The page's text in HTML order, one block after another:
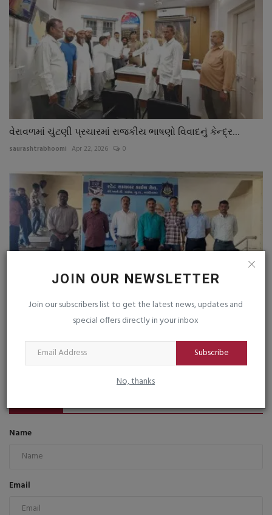
JOIN OUR NEWSLETTER
Join our subscribers list to get the latest news, updates and
special offers directly in your inbox
Subscribe
No, thanks
વેરાવળમાં ચુંટણી પ્રચારમાં રાજકીય ભાષણો વિવાદનું કેન્દ્ર...
saurashtrabhoomi Apr 22, 2026 0
સાયબર...
saurashtrabhoomi Feb 25, 2026 0
Name
Email